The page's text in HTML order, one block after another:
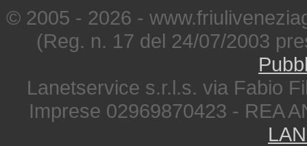
© 2005 - 2026 -
(Reg. n. 17 del 24/07/2003
Lanetservice s.r.l.s. via Fabio
Imprese 02969870423 - REA